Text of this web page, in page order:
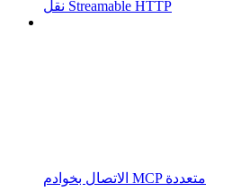
نقل Streamable HTTP
الاتصال بخوادم MCP متعددة